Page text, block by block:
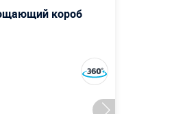
короб